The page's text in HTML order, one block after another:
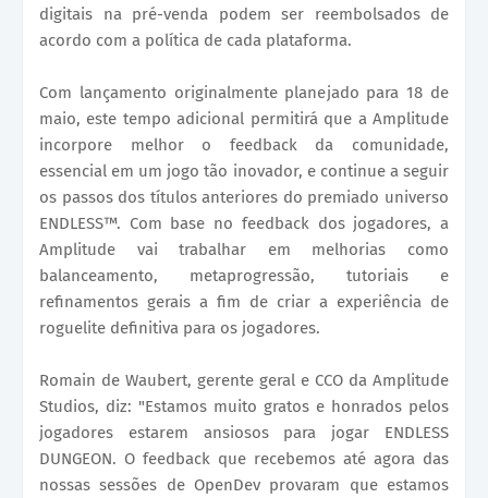
digitais na pré-venda podem ser reembolsados de
acordo com a política de cada plataforma.
Com lançamento originalmente planejado para 18 de
maio, este tempo adicional permitirá que a Amplitude
incorpore melhor o feedback da comunidade,
essencial em um jogo tão inovador, e continue a seguir
os passos dos títulos anteriores do premiado universo
ENDLESS™. Com base no feedback dos jogadores, a
Amplitude vai trabalhar em melhorias como
balanceamento, metaprogressão, tutoriais e
refinamentos gerais a fim de criar a experiência de
roguelite definitiva para os jogadores.
Romain de Waubert, gerente geral e CCO da Amplitude
Studios, diz: "Estamos muito gratos e honrados pelos
jogadores estarem ansiosos para jogar ENDLESS
DUNGEON. O feedback que recebemos até agora das
nossas sessões de OpenDev provaram que estamos